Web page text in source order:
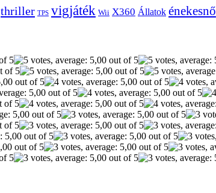
thriller TPS vigjáték Wii X360 Állatok énekesnő